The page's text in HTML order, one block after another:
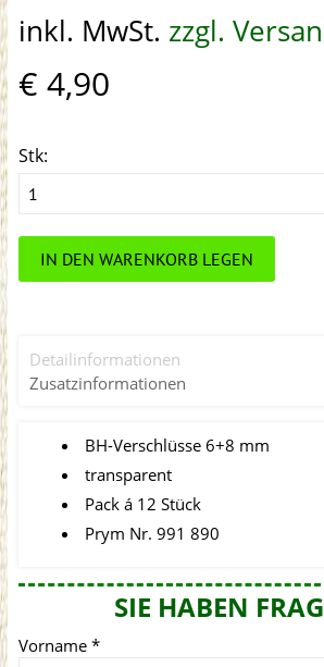
inkl. MwSt. zzgl.
€ 4,90
Stk:
IN DEN WARENKORB LEGEN
Detailinformationen
Zusatzinformationen
BH-Verschlüsse 6+8 mm
transparent
Pack á 12 Stück
Prym Nr. 991 890
SIE HABEN
Vorname *